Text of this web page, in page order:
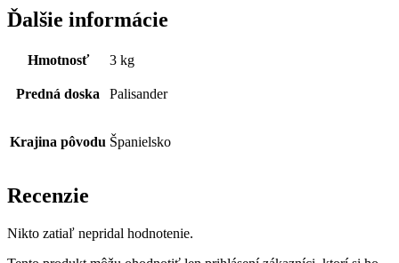
Ďalšie informácie
Hmotnosť 3 kg
Predná doska Palisander
Krajina pôvodu Španielsko
Recenzie
Nikto zatiaľ nepridal hodnotenie.